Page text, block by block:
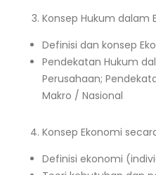
Konsep Hukum dalam
Definisi dan konsep
Pendekatan Hukum
Perusahaan;
Makro / Nasional
Konsep Ekonomi
Definisi ekonomi